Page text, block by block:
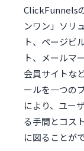
ClickFunnels
ンワン」ソリ
ト、ページビ
ト、メールマ
会員サイトな
ールを一つの
により、ユー
る手間とコス
に図ることが